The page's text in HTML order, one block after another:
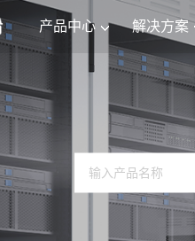
产品中心 解决方案